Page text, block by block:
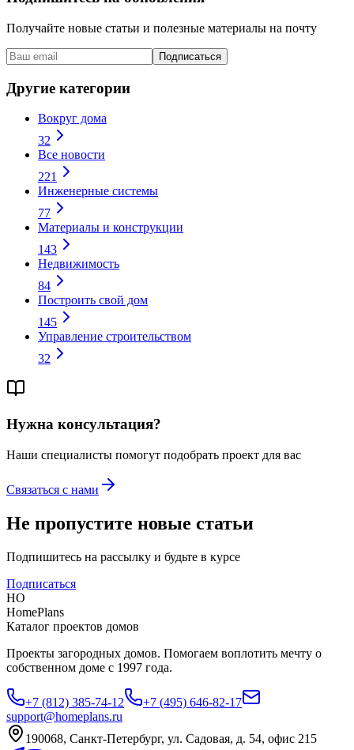
Получайте новые статьи и полезные материалы на почту
Подписаться
Другие категории
Вокруг дома
32
Все новости
221
Инженерные системы
77
Материалы и конструкции
143
Недвижимость
84
Построить свой дом
145
Управление строительством
32
Нужна консультация?
Наши специалисты помогут подобрать проект для вас
Связаться с нами
Не пропустите новые статьи
Подпишитесь на рассылку и будьте в курсе
Подписаться
HO
HomePlans
Каталог проектов домов
Проекты загородных домов. Помогаем воплотить мечту о
собственном доме с 1997 года.
+7 (812) 385-74-12
+7 (495) 646-82-17
support@homeplans.ru
190068, Санкт-Петербург, ул. Садовая, д. 54, офис 215